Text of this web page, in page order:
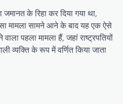
जमानत के रिहा कर दिया गया था,
मामला सामने आने के बाद यह एक ऐसे
पहला मामला हैं, जहां राष्ट्रपतियों
व्यक्ति के रूप में वर्णित किया जाता